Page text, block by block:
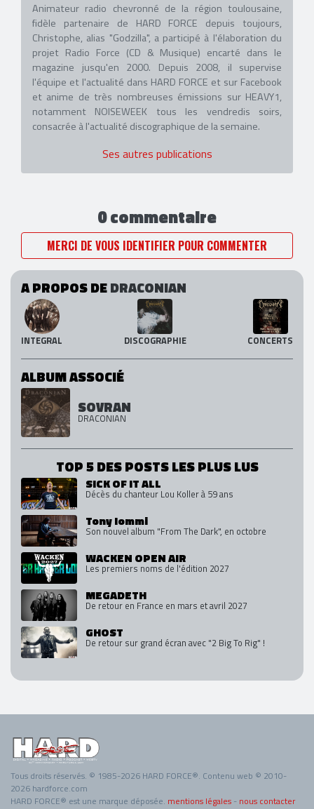
Animateur radio chevronné de la région toulousaine,
fidèle partenaire de HARD FORCE depuis toujours,
Christophe, alias "Godzilla", a participé à l'élaboration du
projet Radio Force (CD & Musique) encarté dans le
magazine jusqu'en 2000. Depuis 2008, il supervise
l'équipe et l'actualité dans HARD FORCE et sur Facebook
et anime de très nombreuses émissions sur HEAVY1,
notamment NOISEWEEK tous les vendredis soirs,
consacrée à l'actualité discographique de la semaine.
Ses autres publications
0 commentaire
MERCI DE VOUS IDENTIFIER POUR COMMENTER
A PROPOS DEDRACONIAN
INTEGRAL DISCOGRAPHIE CONCERTS
ALBUM ASSOCIÉ
SOVRAN
DRACONIAN
TOP 5 DES POSTS LES PLUS LUS
SICK OF IT ALL
Décès du chanteur Lou Koller à 59 ans
Tony Iommi
Son nouvel album "From The Dark", en octobre
WACKEN OPEN AIR
Les premiers noms de l'édition 2027
MEGADETH
De retour en France en mars et avril 2027
GHOST
De retour sur grand écran avec "2 Big To Rig" !
Tous droits réservés. © 1985-2026 HARD FORCE®. Contenu web © 2010-
2026 hardforce.com
HARD FORCE® est une marque déposée. mentions légales - nous contacter